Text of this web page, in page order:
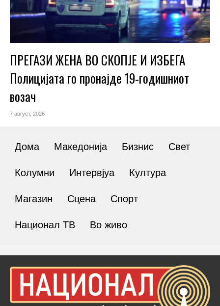
ПРЕГАЗИ ЖЕНА ВО СКОПЈЕ И ИЗБЕГА
Полицијата го пронајде 19-годишниот
возач
7 август, 2026
Дома Македонија Бизнис Свет
Колумни Интервјуа Култура
Магазин Сцена Спорт
Национал ТВ Во живо